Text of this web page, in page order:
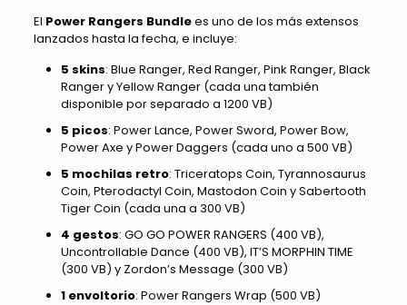
El Power Rangers Bundlees uno de los más extensos
lanzados hasta la fecha, e incluye:
5 skins: Blue Ranger, Red Ranger, Pink Ranger, Black
Ranger y Yellow Ranger (cada una también
disponible por separado a 1200 VB)
5 picos: Power Lance, Power Sword, Power Bow,
Power Axe y Power Daggers (cada uno a 500 VB)
5 mochilas retro: Triceratops Coin, Tyrannosaurus
Coin, Pterodactyl Coin, Mastodon Coin y Sabertooth
Tiger Coin (cada una a 300 VB)
4 gestos: GO GO POWER RANGERS (400 VB),
Uncontrollable Dance (400 VB), IT’S MORPHIN TIME
(300 VB) y Zordon’s Message (300 VB)
1 envoltorio: Power Rangers Wrap (500 VB)